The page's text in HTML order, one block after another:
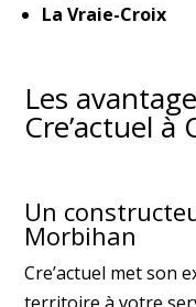
La Vraie-Croix
Les
Cre’actuel
Un
Morbihan
Cre’actuel met son